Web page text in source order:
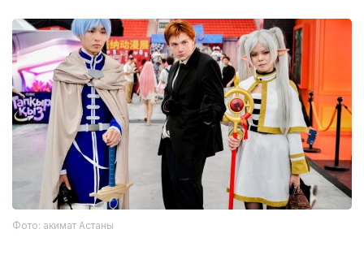
Фото: акимат Астаны